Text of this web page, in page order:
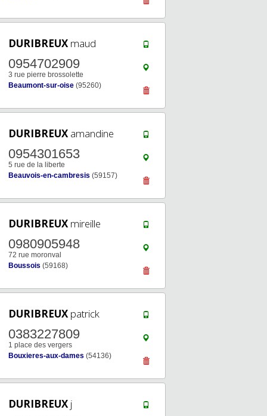
DURIBREUX maud
0954702909
3 rue pierre brossolette
Beaumont-sur-oise (95260)
DURIBREUX amandine
0954301653
5 rue de la liberte
Beauvois-en-cambresis (59157)
DURIBREUX mireille
0980905948
72 rue moronval
Boussois (59168)
DURIBREUX patrick
0383227809
1 place des vergers
Bouxieres-aux-dames (54136)
DURIBREUX j